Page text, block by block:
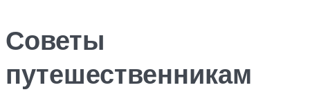
Советы
путешественникам